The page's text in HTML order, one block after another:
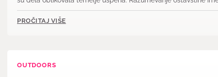
PROČITAJ VIŠE
OUTDOORS